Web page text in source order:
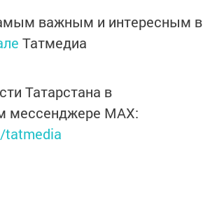
важным и интересным в
Татмедиа
Татарстана в
мессенджере MАХ:
tatmedia